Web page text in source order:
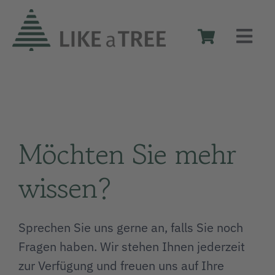
Inhalt
springen
Das Design
Reseller
Möchten Sie mehr
wissen?
Sprechen Sie uns gerne an, falls Sie noch
Fragen haben. Wir stehen Ihnen jederzeit
zur Verfügung und freuen uns auf Ihre